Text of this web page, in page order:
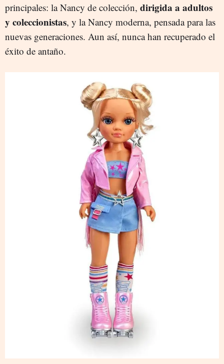
principales: la Nancy de colección, dirigida a adultos
y coleccionistas, y la Nancy moderna, pensada para las
nuevas generaciones. Aun así, nunca han recuperado el
éxito de antaño.